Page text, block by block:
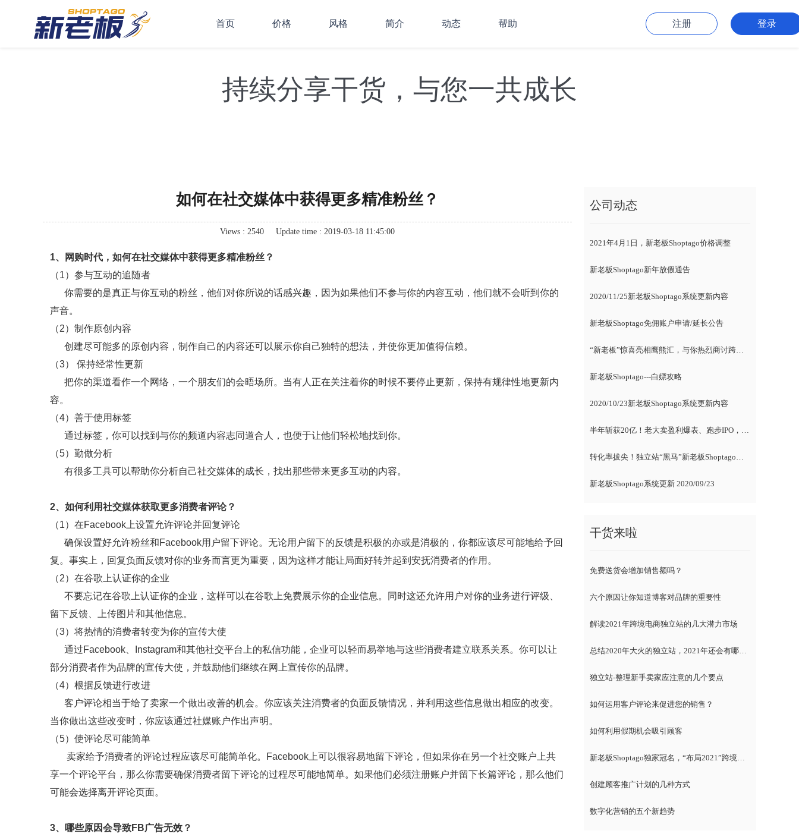
首页 价格 风格 简介 动态 帮助 注册 登录
持续分享干货，与您一共成长
如何在社交媒体中获得更多精准粉丝？
Views : 2540 Update time : 2019-03-18 11:45:00
1、网购时代，如何在社交媒体中获得更多精准粉丝？
（1）参与互动的追随者
你需要的是真正与你互动的粉丝，他们对你所说的话感兴趣，因为如果他们不参与你的内容互动，他们就不会听到你的
声音。
（2）制作原创内容
创建尽可能多的原创内容，制作自己的内容还可以展示你自己独特的想法，并使你更加值得信赖。
（3） 保持经常性更新
把你的渠道看作一个网络，一个朋友们的会晤场所。当有人正在关注着你的时候不要停止更新，保持有规律性地更新内
容。
（4）善于使用标签
通过标签，你可以找到与你的频道内容志同道合人，也便于让他们轻松地找到你。
（5）勤做分析
有很多工具可以帮助你分析自己社交媒体的成长，找出那些带来更多互动的内容。
2、如何利用社交媒体获取更多消费者评论？
（1）在Facebook上设置允许评论并回复评论
确保设置好允许粉丝和Facebook用户留下评论。无论用户留下的反馈是积极的亦或是消极的，你都应该尽可能地给予回
复。事实上，回复负面反馈对你的业务而言更为重要，因为这样才能让局面好转并起到安抚消费者的作用。
（2）在谷歌上认证你的企业
不要忘记在谷歌上认证你的企业，这样可以在谷歌上免费展示你的企业信息。同时这还允许用户对你的业务进行评级、
留下反馈、上传图片和其他信息。
（3）将热情的消费者转变为你的宣传大使
通过Facebook、Instagram和其他社交平台上的私信功能，企业可以轻而易举地与这些消费者建立联系关系。你可以让
部分消费者作为品牌的宣传大使，并鼓励他们继续在网上宣传你的品牌。
（4）根据反馈进行改进
客户评论相当于给了卖家一个做出改善的机会。你应该关注消费者的负面反馈情况，并利用这些信息做出相应的改变。
当你做出这些改变时，你应该通过社媒账户作出声明。
（5）使评论尽可能简单
卖家给予消费者的评论过程应该尽可能简单化。Facebook上可以很容易地留下评论，但如果你在另一个社交账户上共
享一个评论平台，那么你需要确保消费者留下评论的过程尽可能地简单。如果他们必须注册账户并留下长篇评论，那么他们
可能会选择离开评论页面。
3、哪些原因会导致FB广告无效？
公司动态
2021年4月1日，新老板Shoptago价格调整
新老板Shoptago新年放假通告
2020/11/25新老板Shoptago系统更新内容
新老板Shoptago免佣账户申请/延长公告
“新老板”惊喜亮相鹰熊汇，与你热烈商讨跨境电商
新老板Shoptago---白嫖攻略
2020/10/23新老板Shoptago系统更新内容
半年斩获20亿！老大卖盈利爆表、跑步IPO，新卖家紧随风向标
转化率拔尖！独立站“黑马”新老板Shoptago腾空出世，各路大咖自述爆单经
新老板Shoptago系统更新 2020/09/23
干货来啦
免费送货会增加销售额吗？
六个原因让你知道博客对品牌的重要性
解读2021年跨境电商独立站的几大潜力市场
总结2020年大火的独立站，2021年还会有哪些趋势？
独立站-整理新手卖家应注意的几个要点
如何运用客户评论来促进您的销售？
如何利用假期机会吸引顾客
新老板Shoptago独家冠名，“布局2021”跨境电商独立站千人峰会
创建顾客推广计划的几种方式
数字化营销的五个新趋势